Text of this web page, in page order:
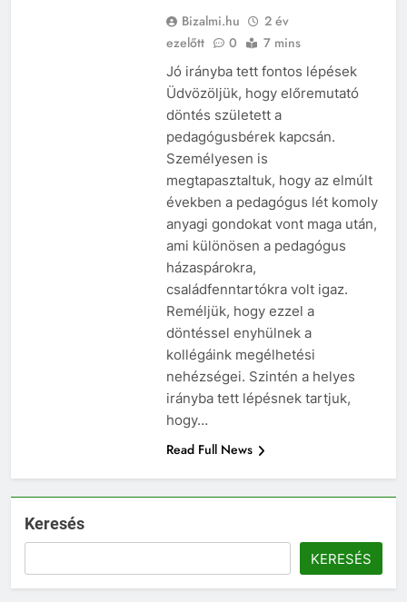
Bizalmi.hu
2 év
ezelőtt
0 7 mins
Jó irányba tett fontos lépések
Üdvözöljük, hogy előremutató
döntés született a
pedagógusbérek kapcsán.
Személyesen is
megtapasztaltuk, hogy az elmúlt
években a pedagógus lét komoly
anyagi gondokat vont maga után,
ami különösen a pedagógus
házaspárokra,
családfenntartókra volt igaz.
Reméljük, hogy ezzel a
döntéssel enyhülnek a
kollégáink megélhetési
nehézségei. Szintén a helyes
irányba tett lépésnek tartjuk,
hogy…
Read Full News
Keresés
KERESÉS